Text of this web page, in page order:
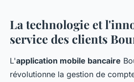
La technologie et
service des clients
L'application mobile bancaire
révolutionne la gestion de